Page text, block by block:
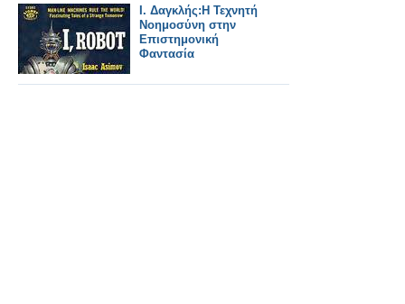
Ι. Δαγκλής:Η Τεχνητή
Νοημοσύνη στην
Επιστημονική
Φαντασία